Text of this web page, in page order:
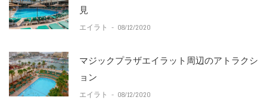
見
エイラト - 08/12/2020
マジックプラザエイラット周辺のアトラクシ
ョン
エイラト - 08/12/2020